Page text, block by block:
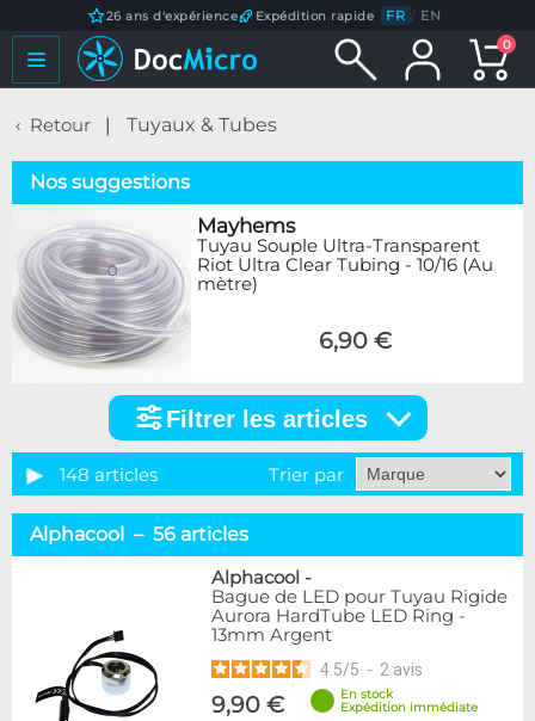
26 ans d'expérience Expédition rapide FR / EN
0
Retour Tuyaux & Tubes
Nos suggestions
Mayhems
Tuyau Souple Ultra-Transparent
Riot Ultra Clear Tubing - 10/16 (Au
mètre)
6,90 €
articles
Catégorie
Tuyaux souples
37
Accessoires pour tuyaux
59
Marque
Alphacool
56
DocMicro
27
Filtrer les articles
148 articles Trier par
Alphacool – 56 articles
Alphacool -
Bague de LED pour Tuyau Rigide
Aurora HardTube LED Ring -
13mm Argent
4.5/5 - 2 avis
9,90 €
En stock
Expédition immédiate